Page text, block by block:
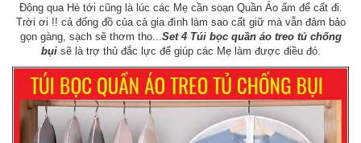
Đông qua Hè tới cũng là lúc các Mẹ cần soạn Quần Áo ấm để cất đi.
Trời ơi !! cả đống đồ của cả gia đình làm sao cất giữ mà vẫn đảm bảo
gọn gàng, sạch sẽ thơm tho... Set 4 Túi bọc quần áo treo tủ chống
bụi sẽ là trợ thủ đắc lực để giúp các Mẹ làm được điều đó.